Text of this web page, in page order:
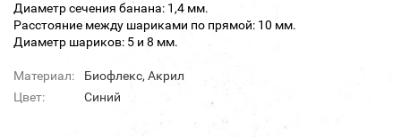
Диаметр сечения банана: 1,4 мм.
Расстояние между шариками по прямой: 10 мм.
Диаметр шариков: 5 и 8 мм.
Материал:
Биофлекс, Акрил
Цвет:
Синий